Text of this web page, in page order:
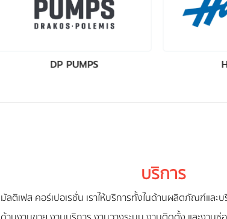
บริการ
มัลติเฟส คอร์เปอเรชั่น เราให้บริการทั้งในด้านผลิตภัณฑ์และ